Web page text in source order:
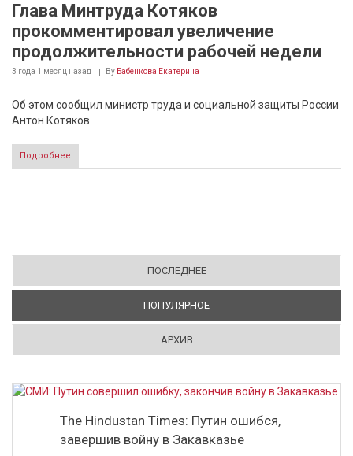
Глава Минтруда Котяков
прокомментировал увеличение
продолжительности рабочей недели
3 года 1 месяц назад By Бабенкова Екатерина
Об этом сообщил министр труда и социальной защиты России
Антон Котяков.
Подробнее
ПОСЛЕДНЕЕ
ПОПУЛЯРНОЕ
АРХИВ
The Hindustan Times: Путин ошибся,
завершив войну в Закавказье